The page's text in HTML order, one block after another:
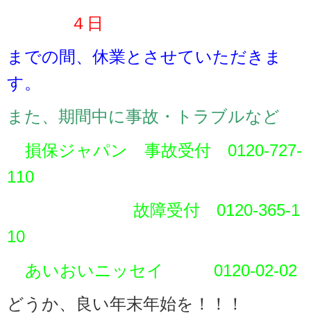
４日
までの間、休業とさせていただきま
す。
また、期間中に事故・トラブルなど
損保ジャパン 事故受付 0120-727-
110
故障受付 0120-365-1
10
あいおいニッセイ 0120-02-02
どうか、良い年末年始を！！！